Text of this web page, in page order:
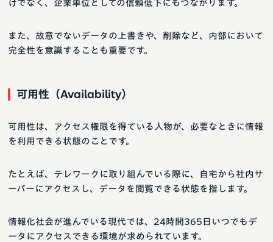
けでなく、企業単位としての信頼低下にもつながります。
また、故意でないデータの上書きや、削除など、内部において
完全性を意識することも重要です。
可用性（Availability）
可用性は、アクセス権限を得ている人物が、必要なときに情報
を利用できる状態のことです。
たとえば、テレワークに取り組んでいる際に、自宅から社内サ
ーバーにアクセスし、データを閲覧できる状態を指します。
情報化社会が進んでいる現代では、24時間365日いつでもデ
ータにアクセスできる環境が求められています。